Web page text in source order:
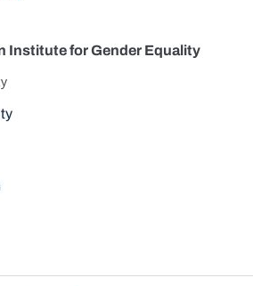
Institute for Gender Equality